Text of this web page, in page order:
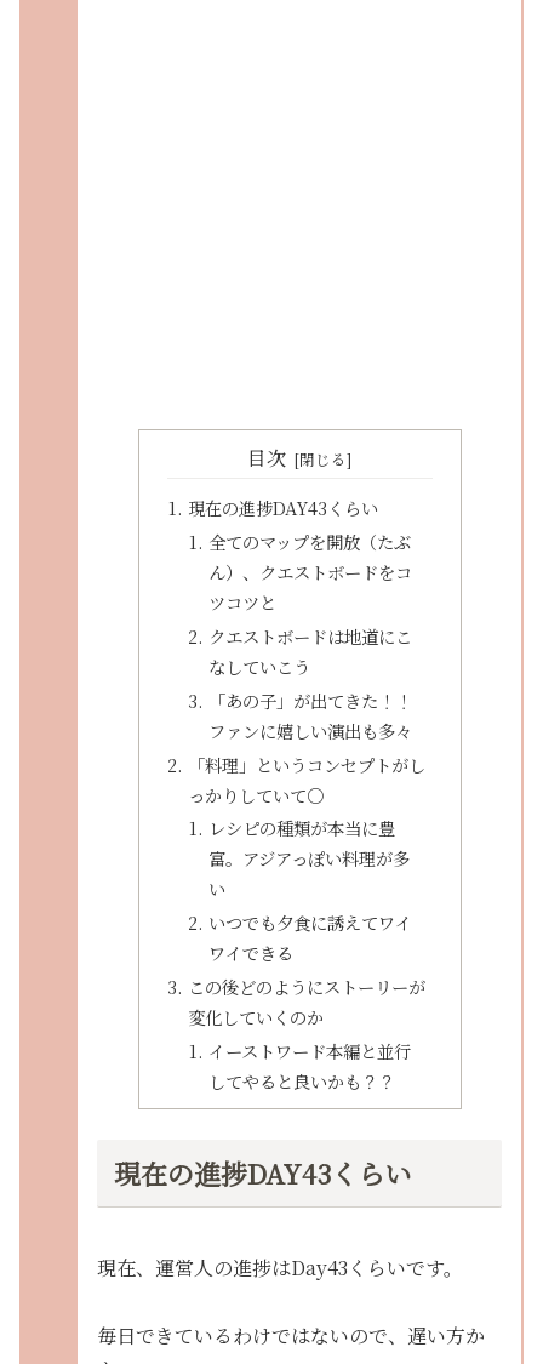
目次
現在の進捗DAY43くらい
全てのマップを開放（たぶ
ん）、クエストボードをコ
ツコツと
クエストボードは地道にこ
なしていこう
「あの子」が出てきた！！
ファンに嬉しい演出も多々
「料理」というコンセプトがし
っかりしていて○
レシピの種類が本当に豊
富。アジアっぽい料理が多
い
いつでも夕食に誘えてワイ
ワイできる
この後どのようにストーリーが
変化していくのか
イーストワード本編と並行
してやると良いかも？？
現在の進捗DAY43くらい
現在、運営人の進捗はDay43くらいです。
毎日できているわけではないので、遅い方か